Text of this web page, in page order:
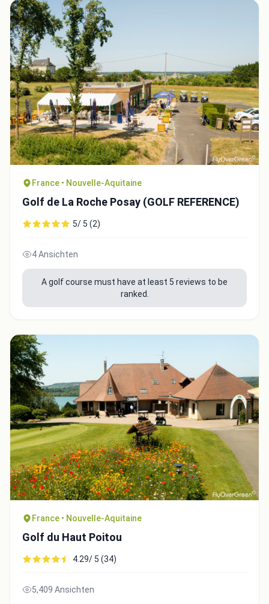
France • Nouvelle-Aquitaine
Golf de La Roche Posay (GOLF REFERENCE)
5/ 5 (2)
4 Ansichten
A golf course must have at least 5 reviews to be
ranked.
France • Nouvelle-Aquitaine
Golf du Haut Poitou
4.29/ 5 (34)
5,409 Ansichten
Close